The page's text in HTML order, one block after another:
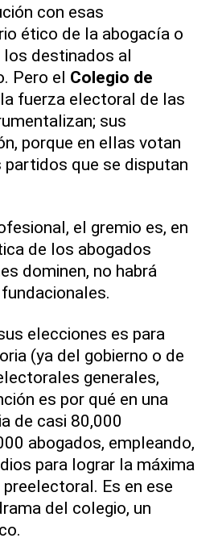
con esas
ético de la abogacía o
destinados al
Pero el Colegio de
fuerza electoral de las
sus
porque en ellas votan
que se disputan
el gremio es, en
de los abogados
dominen, no habrá
elecciones es para
(ya del gobierno o de
generales,
es por qué en una
de casi 80,000
abogados, empleando,
para lograr la máxima
Es en ese
del colegio, un